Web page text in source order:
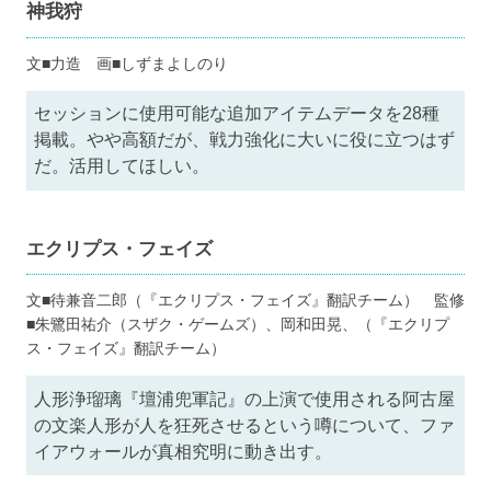
神我狩
文■力造 画■しずまよしのり
セッションに使用可能な追加アイテムデータを28種
掲載。やや高額だが、戦力強化に大いに役に立つはず
だ。活用してほしい。
エクリプス・フェイズ
文■待兼音二郎（『エクリプス・フェイズ』翻訳チーム） 監修
■朱鷺田祐介（スザク・ゲームズ）、岡和田晃、（『エクリプ
ス・フェイズ』翻訳チーム）
人形浄瑠璃『壇浦兜軍記』の上演で使用される阿古屋
の文楽人形が人を狂死させるという噂について、ファ
イアウォールが真相究明に動き出す。